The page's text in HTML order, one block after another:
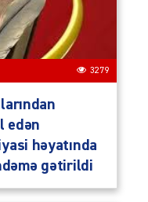
3279
edən
həyatında
gətirildi